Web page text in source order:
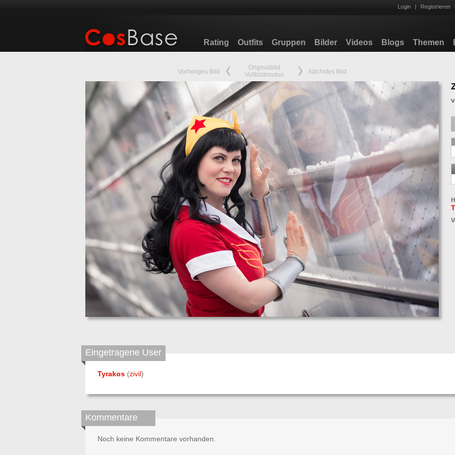
Login | Registrieren
Rating Outfits Gruppen Bilder Videos Blogs Themen
Vorheriges Bild
Originalbild
Vollbildmodus
Nächstes Bild
Eingetragene User
Tyrakos (zivil)
Kommentare
Noch keine Kommentare vorhanden.